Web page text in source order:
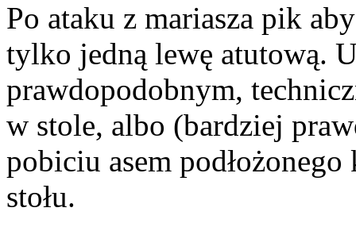
Po ataku z mariasza pik
tylko jedną lewę atutową.
prawdopodobnym,
w stole, albo (bardziej
pobiciu asem
stołu.